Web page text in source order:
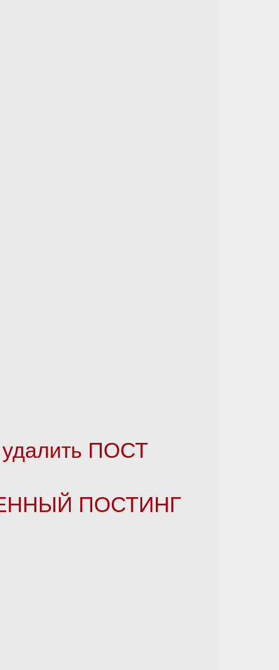
удалить ПОСТ
ПОСТИНГ